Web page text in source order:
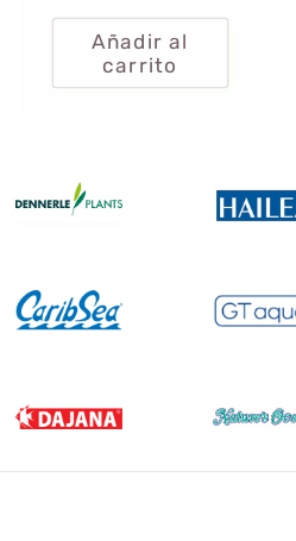
habitual
Añadir al
carrito